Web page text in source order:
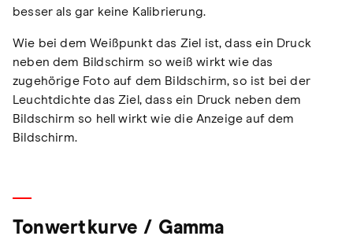
besser als gar keine Kalibrierung.
Wie bei dem Weißpunkt das Ziel ist, dass ein Druck
neben dem Bildschirm so weiß wirkt wie das
zugehörige Foto auf dem Bildschirm, so ist bei der
Leuchtdichte das Ziel, dass ein Druck neben dem
Bildschirm so hell wirkt wie die Anzeige auf dem
Bildschirm.
Tonwertkurve / Gamma